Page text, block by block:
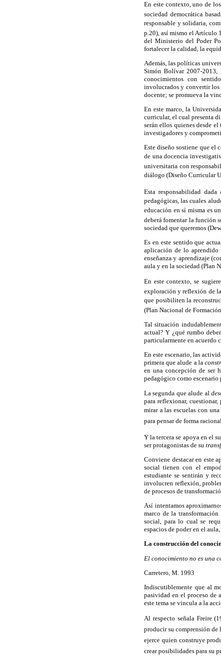
En este contexto, uno de
sociedad democrática
responsable y solidaria,
p.20), así mismo el Artículo
del Ministerio del Poder
fortalecer la calidad, la
Además, las políticas
Simón Bolívar 2007-2013,
conocimientos con
involucrados y convertir los
docente; se promueva la
En este marco, la
curricular, el cual presenta
serán ellos quienes desde
investigadores y
Este diseño sostiene que el
de una docencia
universitaria con
diálogo (Diseño Curricular
Esta responsabilidad
pedagógicas, las cuales
educación en sí misma es
deberá fomentar la función
sociedad que queremos
Es en este sentido que
aplicación de lo
enseñanza y aprendizaje
aula y en la sociedad (Plan
En este contexto, se
exploración y reflexión de
que posibiliten la
(Plan Nacional de
Tal situación
actual? Y ¿qué rumbo
particularmente en acuerdo
En este escenario, las
primera que alude a la
en una concepción de
pedagógico como
La segunda que alude al
para reflexionar,
mirar a las escuelas con
para pensar de forma
Y la tercera se apoya en el
ser protagonistas de su
Conviene destacar en este
social tienen con el
estudiante se sentirán y
involucren reflexión,
de procesos de
Así intentamos
marco de la
social, para lo cual se
espacios de poder en el
La construcción del
El conocimiento no es una
Carretero, M. 1993
Indiscutiblemente que al
pasividad en el proceso de
este tema se vincula a la
Al respecto señala Freire
producir su comprensión de
ejerce quien construye
crear posibilidades para su